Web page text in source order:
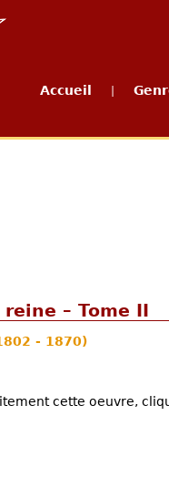
Accueil
– Tome II
- 1870)
cette oeuvre,